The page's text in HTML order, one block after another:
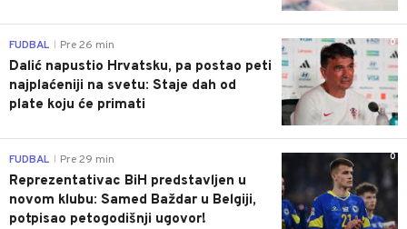
0
FUDBAL Pre 26 min
Dalić napustio Hrvatsku, pa postao peti
najplaćeniji na svetu: Staje dah od
plate koju će primati
0
FUDBAL Pre 29 min
Reprezentativac BiH predstavljen u
novom klubu: Samed Baždar u Belgiji,
potpisao petogodišnji ugovor!